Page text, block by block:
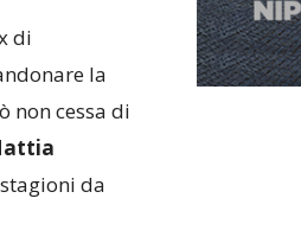
di
la
non cessa di
da